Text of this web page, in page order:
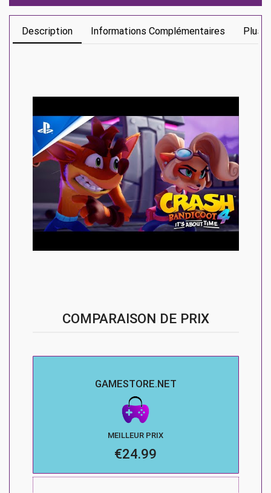
Ps4
Description Informations Complémentaires Plus
COMPARAISON DE PRIX
GAMESTORE.NET
MEILLEUR PRIX
€24.99